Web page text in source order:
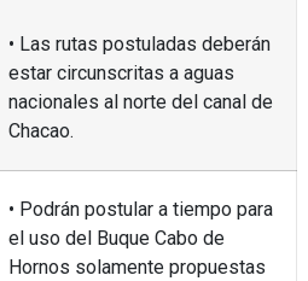
• Las rutas postuladas deberán
estar circunscritas a aguas
nacionales al norte del canal de
Chacao.
• Podrán postular a tiempo para
el uso del Buque Cabo de
Hornos solamente propuestas